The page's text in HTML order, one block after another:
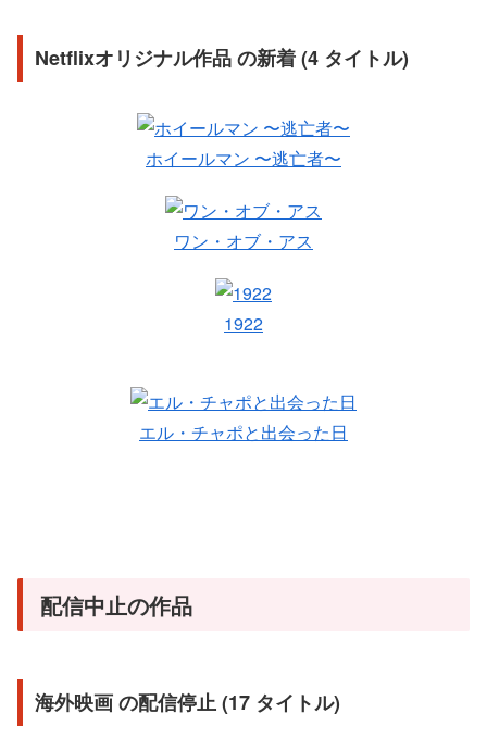
Netflixオリジナル作品 の新着 (4 タイトル)
ホイールマン 〜逃亡者〜
ワン・オブ・アス
1922
エル・チャポと出会った日
配信中止の作品
海外映画 の配信停止 (17 タイトル)